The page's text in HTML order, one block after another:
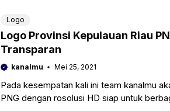
Logo
Logo Provinsi Kepulauan Riau
Transparan
kanalmu Mei 25, 2021
Pada kesempatan kali ini team kanalmu
PNG dengan rosolusi HD siap untuk